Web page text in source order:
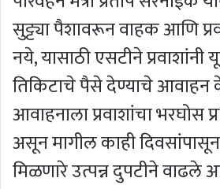
सुट्ट्या पैशावरून वाहक आणि
नये, यासाठी एसटीने प्रवाशांनी
तिकिटाचे पैसे देण्याचे
आवाहनाला प्रवाशांचा भरघोस
असून मागील काही
मिळणारे उत्पन्न दुपटीने वाढले